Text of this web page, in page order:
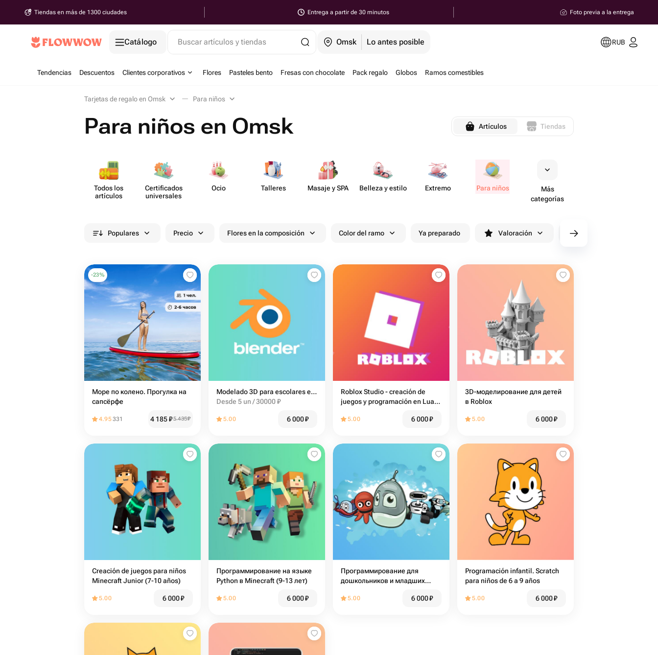
Tiendas en más de 1300 ciudades Entrega a partir de 30 minutos Foto previa a la entrega
Catálogo Buscar artículos y tiendas Omsk Lo antes posible RUB
Tendencias Descuentos Clientes corporativos Flores Pasteles bento Fresas con chocolate Pack regalo Globos Ramos comestibles
Tarjetas de regalo en Omsk Para niños
Para niños en Omsk Artículos Tiendas
Todos los
artículos
Certif​icados
unive​rsales
Ocio Talleres Masaje y SPA Belleza y estilo Extremo Para niños
Más
categorías
Populares Precio Flores en la composición Color del ramo Ya preparado Valoración cv/filters/name_fast_delivery
-23%
Море по колено. Прогулка на
сапсёрфе
4.95331 4 185₽5 435₽
Modelado 3D para escolares en Blender (13-17 años)
Desde 5 un / 30000 ₽
5.00 6 000₽
Roblox Studio - creación de
juegos y programación en Lua
5.00 6 000₽
3D-моделирование для детей
в Roblox
5.00 6 000₽
Creación de juegos para niños
Minecraft Junior (7-10 años)
5.00 6 000₽
Программирование на языке
Python в Minecraft (9-13 лет)
5.00 6 000₽
Программирование для
дошкольников и младших
5.00 6 000₽
Programación infantil. Scratch
para niños de 6 a 9 años
5.00 6 000₽